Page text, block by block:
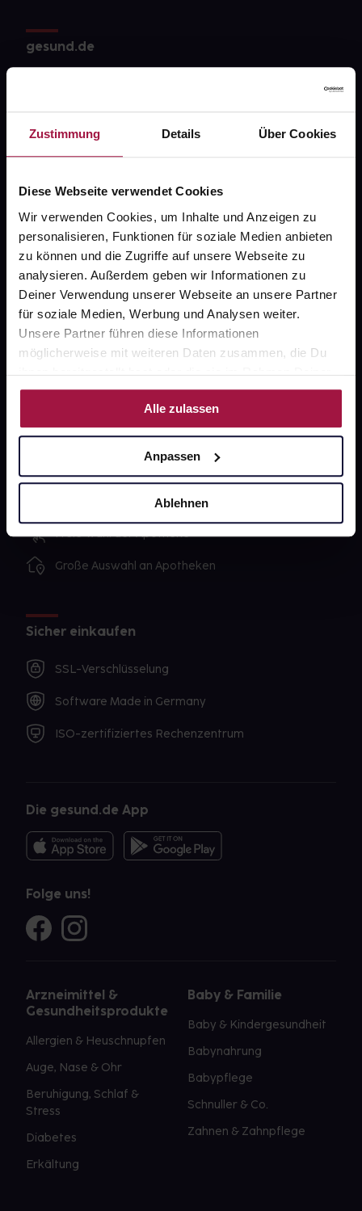
Zustimmung Details Über Cookies
Diese Webseite verwendet Cookies
Wir verwenden Cookies, um Inhalte und Anzeigen zu
personalisieren, Funktionen für soziale Medien anbieten
zu können und die Zugriffe auf unsere Webseite zu
analysieren. Außerdem geben wir Informationen zu
Deiner Verwendung unserer Webseite an unsere Partner
für soziale Medien, Werbung und Analysen weiter.
Unsere Partner führen diese Informationen
möglicherweise mit weiteren Daten zusammen, die Du
ihnen bereitgestellt hast oder die sie im Rahmen Deiner
Nutzung der Dienste gesammelt haben.
Alle zulassen
Anpassen
Ablehnen
gesund.de
Karriere
Newsletter
gesund-versorger.de
Sanitätshäuser
Datenschutz
AGB
Impressum
Ausgewählte Wunschprodukte sofort abholbereit
Lieferung für sofort verfügbare Artikel meist am
selben Tag möglich
Freie Wahl der Apotheke
Große Auswahl an Apotheken
Sicher einkaufen
SSL-Verschlüsselung
Software Made in Germany
ISO-zertifiziertes Rechenzentrum
Die gesund.de App
Folge uns!
Arzneimittel &
Gesundheitsprodukte
Allergien & Heuschnupfen
Auge, Nase & Ohr
Beruhigung, Schlaf &
Stress
Diabetes
Erkältung
Baby & Familie
Baby & Kindergesundheit
Babynahrung
Babypflege
Schnuller & Co.
Zahnen & Zahnpflege